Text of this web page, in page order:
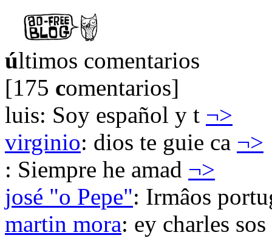
últimos comentarios
[175 comentarios]
luis: Soy español y t ¬>
virginio: dios te guie ca ¬>
: Siempre he amad ¬>
josé "o Pepe": Irmâos
martin mora: ey charles sos